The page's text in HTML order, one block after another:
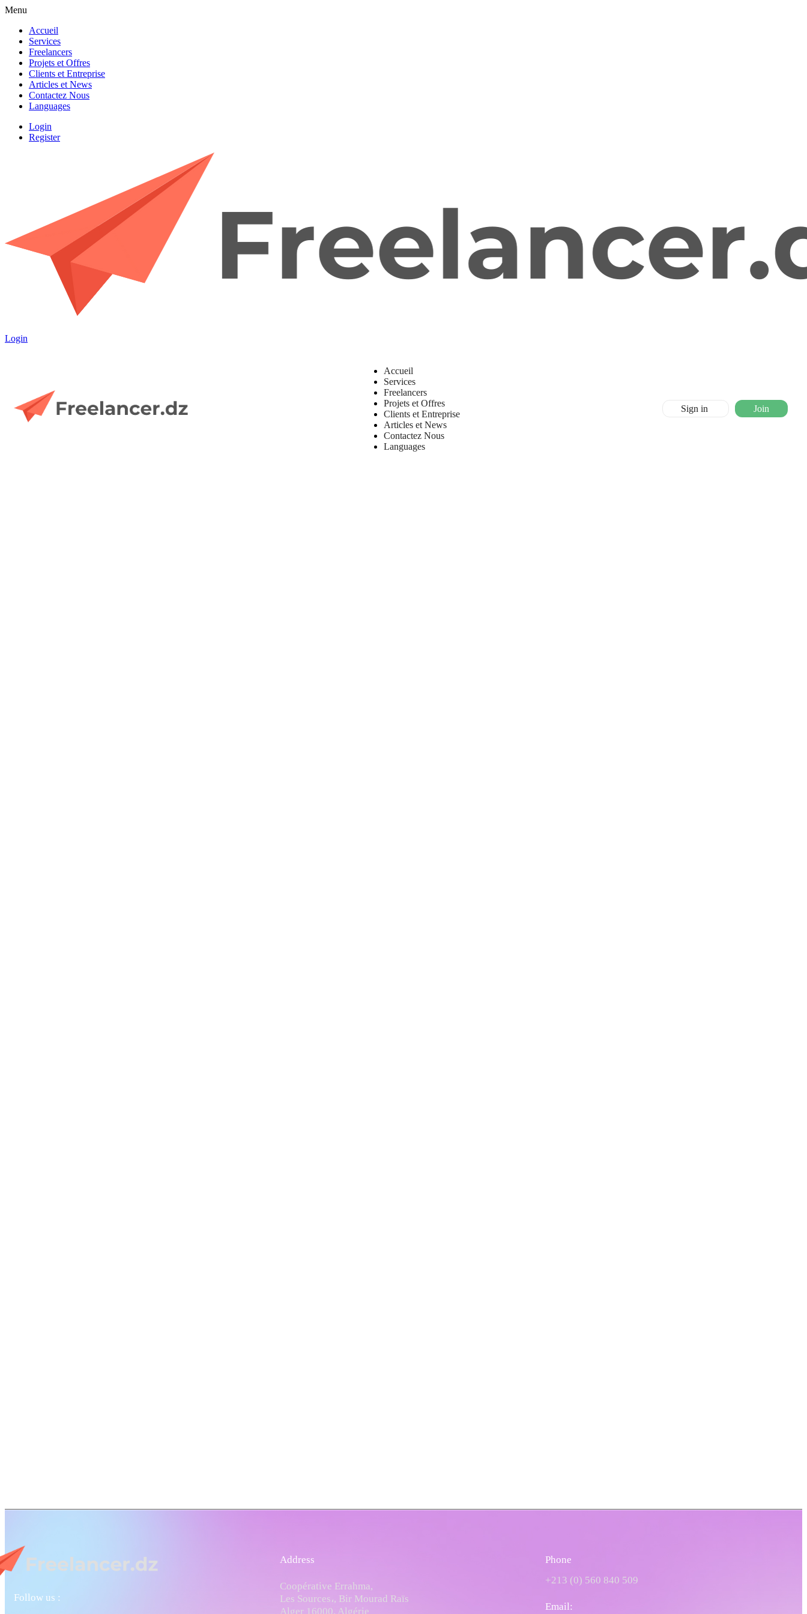
Menu
Accueil
Services
Freelancers
Projets et Offres
Clients et Entreprise
Articles et News
Contactez Nous
Languages
Login
Register
Login
Accueil
Services
Freelancers
Projets et Offres
Clients et Entreprise
Articles et News
Contactez Nous
Languages
Sign in Join
Follow us :
Address
Coopérative Errahma,
Les Sources،, Bir Mourad Raïs
Alger 16000, Algérie
Phone
+213 (0) 560 840 509
Email: